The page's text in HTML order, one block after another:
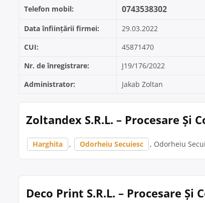
Telefon mobil: 0743538302
Data înființării firmei:
29.03.2022
CUI:
45871470
Nr. de înregistrare:
J19/176/2022
Administrator:
Jakab Zoltan
Zoltandex S.R.L. – Procesare Și
Harghita , Odorheiu Secuiesc , Odorheiu
Deco Print S.R.L. – Procesare